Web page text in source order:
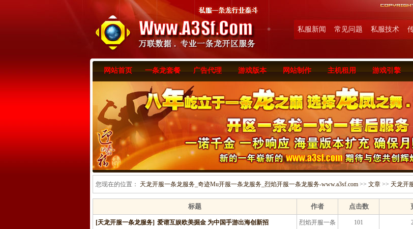
私服新闻 常见问题 私服技术
网站首页 一条龙套餐 广告代理 游戏版本 网站制作 主机租用 游戏引擎
您现在的位置： 天龙开服一条龙服务_奇迹Mu开服一条龙服务_烈焰开服一条龙服务-www.a3sf.com >> 文章 >> 天龙开
标题 作者 点击数
[天龙开服一条龙服务] 爱谱互娱欧美掘金 为中国手游出海创新招 烈焰开服一条 101